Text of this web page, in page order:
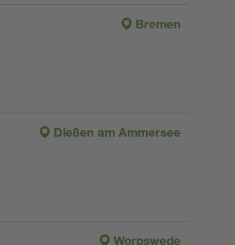
Bremen
Dießen am Ammersee
Worpswede